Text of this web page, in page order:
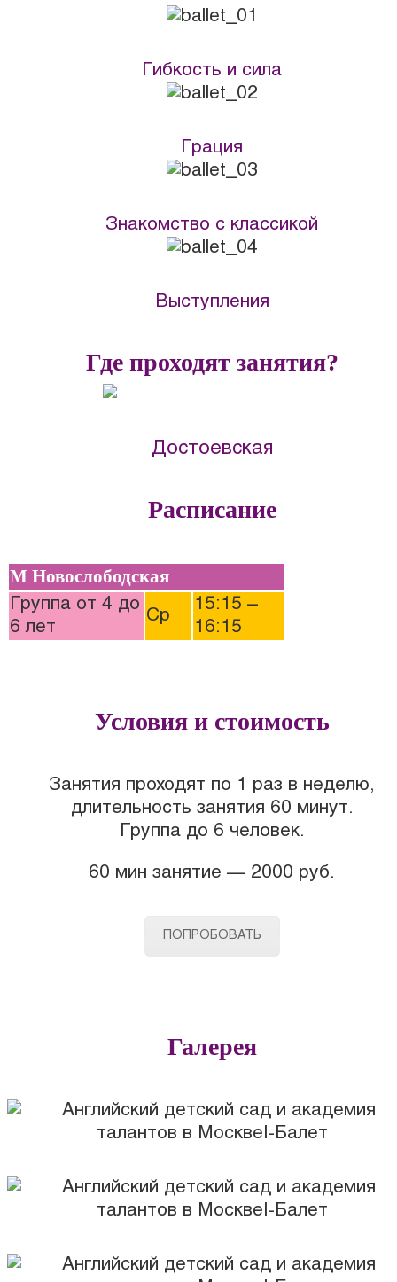
Гибкость и сила
Грация
Знакомство с классикой
Выступления
Где проходят занятия?
Достоевская
Расписание
М Новослободская
Группа от 4 до
6 лет
Ср
15:15 –
16:15
Условия и стоимость
Занятия проходят по 1 раз в неделю,
длительность занятия 60 минут.
Группа до 6 человек.
60 мин занятие — 2000 руб.
ПОПРОБОВАТЬ
Галерея